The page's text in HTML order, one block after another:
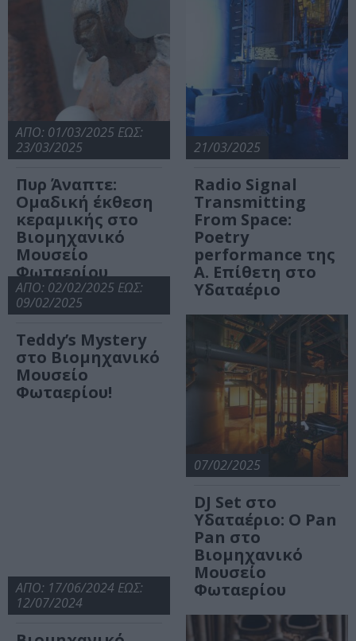
ΑΠΟ: 01/03/2025 ΕΩΣ:
23/03/2025
Πυρ Άναπτε:
Ομαδική έκθεση
κεραμικής στο
Βιομηχανικό
Μουσείο
Φωταερίου
21/03/2025
Radio Signal
Transmitting
From Space:
Poetry
performance της
Α. Επίθετη στο
Υδαταέριο
ΑΠΟ: 02/02/2025 ΕΩΣ:
09/02/2025
Teddy’s Mystery
στο Βιομηχανικό
Μουσείο
Φωταερίου!
07/02/2025
DJ Set στο
Υδαταέριο: Ο Pan
Pan στο
Βιομηχανικό
Μουσείο
Φωταερίου
ΑΠΟ: 17/06/2024 ΕΩΣ:
12/07/2024